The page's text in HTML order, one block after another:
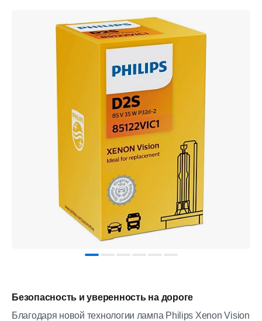
Безопасность и уверенность на дороге
Благодаря новой технологии лампа Philips Xenon Vision